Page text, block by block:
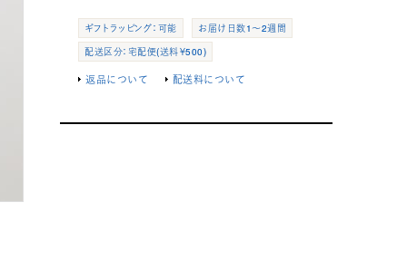
ギフトラッピング：可能
お届け日数1～2週間
配送区分：宅配便(送料￥500)
返品について 配送料について